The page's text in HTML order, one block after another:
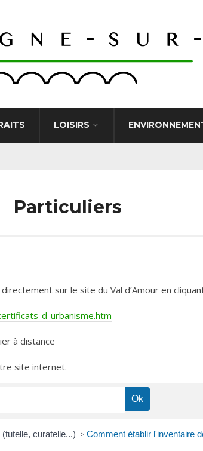
LOISIRS
Particuliers
sur le site du Val d’Amour en
d-urbanisme.htm
à distance
site internet.
curatelle...) > Comment établir l'inventaire